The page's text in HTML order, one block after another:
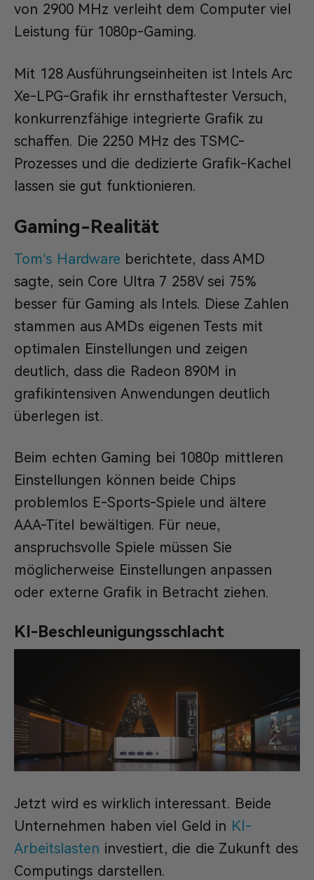
von 2900 MHz verleiht dem Computer viel
Leistung für 1080p-Gaming.
Mit 128 Ausführungseinheiten ist Intels Arc
Xe-LPG-Grafik ihr ernsthaftester Versuch,
konkurrenzfähige integrierte Grafik zu
schaffen. Die 2250 MHz des TSMC-
Prozesses und die dedizierte Grafik-Kachel
lassen sie gut funktionieren.
Gaming-Realität
Tom’s Hardware berichtete, dass AMD
sagte, sein Core Ultra 7 258V sei 75%
besser für Gaming als Intels. Diese Zahlen
stammen aus AMDs eigenen Tests mit
optimalen Einstellungen und zeigen
deutlich, dass die Radeon 890M in
grafikintensiven Anwendungen deutlich
überlegen ist.
Beim echten Gaming bei 1080p mittleren
Einstellungen können beide Chips
problemlos E-Sports-Spiele und ältere
AAA-Titel bewältigen. Für neue,
anspruchsvolle Spiele müssen Sie
möglicherweise Einstellungen anpassen
oder externe Grafik in Betracht ziehen.
KI-Beschleunigungsschlacht
Jetzt wird es wirklich interessant. Beide
Unternehmen haben viel Geld in KI-
Arbeitslasten investiert, die die Zukunft des
Computings darstellen.